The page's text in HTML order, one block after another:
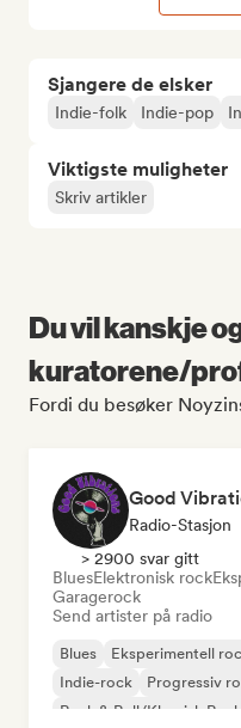
Sjangere de elsker
Indie-folk Indie-pop
Viktigste muligheter
Skriv artikler
Du vil kanskje
kuratorene/
Fordi du besøker
Good
Radio-Stasjon
> 2900 svar gitt
BluesElektronisk rock
Garagerock
Send artister på radio
Blues Eksperimentell
Indie-rock
Progressiv
Rock & Roll/Klassisk Rock